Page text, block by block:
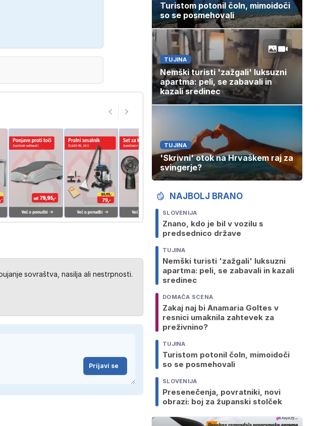
sovraštva, nasilja ali nestrpnosti.
Prijavi se
Turistom potonil čoln, mimoidoči
so se posmehovali
TUJINA
Nemški turisti 'zažgali' luksuzni
apartma: peli, se zabavali in
kazali sredinec
TUJINA
'Skrivni' otok na Hrvaškem raj za
svingerje?
NAJBOLJ BRANO
SLOVENIJA
Znano, kdo je bil v vozilu s
predsednico države
TUJINA
Nemški turisti 'zažgali' luksuzni
apartma: peli, se zabavali in kazali
sredinec
DOMAČA SCENA
Zakaj naj bi Anamaria Goltes v
resnici umaknila zahtevek za
preživnino?
TUJINA
Turistom potonil čoln, mimoidoči
so se posmehovali
SLOVENIJA
Presenečenja, povratniki, novi
obrazi: boj za županski stolček